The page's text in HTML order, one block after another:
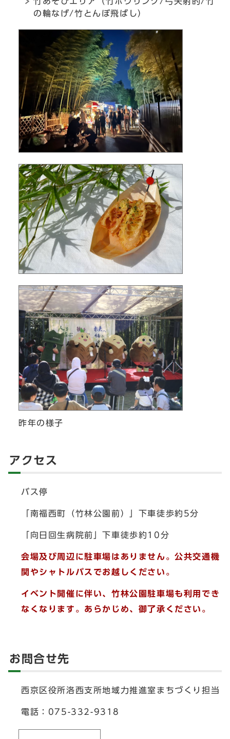
の輪なげ/竹とんぼ飛ばし）
昨年の様子
アクセス
バス停
「南福西町（竹林公園前）」下車徒歩約5分
「向日回生病院前」下車徒歩約10分
会場及び周辺に駐車場はありません。公共交通機
関やシャトルバスでお越しください。
イベント開催に伴い、竹林公園駐車場も利用でき
なくなります。 あらかじめ、御了承ください。
お問合せ先
西京区役所洛西支所地域力推進室まちづくり担当
電話：075-332-9318